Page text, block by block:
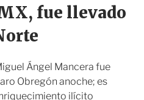
S
r
fue llevado
Ángel Mancera fue
Obregón anoche; es
ilícito